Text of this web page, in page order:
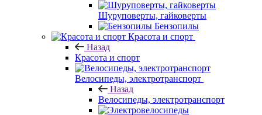
Шуруповерты, гайковерты
Бензопилы
Красота и спорт
Назад
Красота и спорт
Велосипеды, электротранспорт
Назад
Велосипеды, электротранспорт